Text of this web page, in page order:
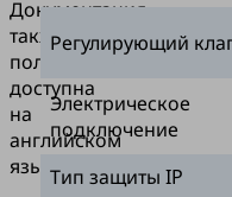
Документация
также
полностью
доступна
на
английском
языке.
Регулирующий
Электрическое
подключение
Тип защиты IP